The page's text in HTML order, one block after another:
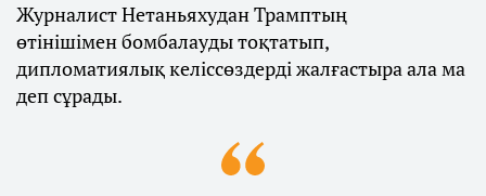
Журналист Нетаньяхудан Трамптың
өтінішімен бомбалауды тоқтатып,
дипломатиялық келіссөздерді жалғастыра ала ма
деп сұрады.